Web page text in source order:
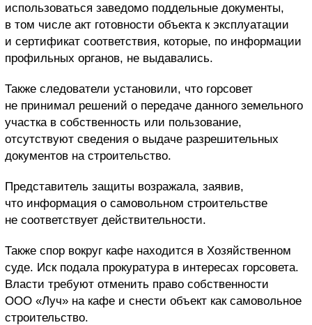
использоваться заведомо поддельные документы,
в том числе акт готовности объекта к эксплуатации
и сертификат соответствия, которые, по информации
профильных органов, не выдавались.
Также следователи установили, что горсовет
не принимал решений о передаче данного земельного
участка в собственность или пользование,
отсутствуют сведения о выдаче разрешительных
документов на строительство.
Представитель защиты возражала, заявив,
что информация о самовольном строительстве
не соответствует действительности.
Также спор вокруг кафе находится в Хозяйственном
суде. Иск подала прокуратура в интересах горсовета.
Власти требуют отменить право собственности
ООО «Луч» на кафе и снести объект как самовольное
строительство.